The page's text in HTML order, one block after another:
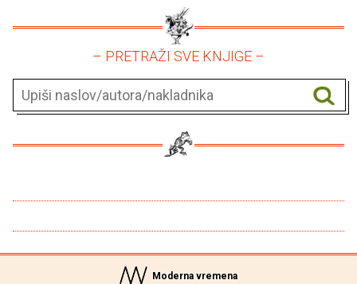
– PRETRAŽI SVE KNJIGE –
Moderna vremena